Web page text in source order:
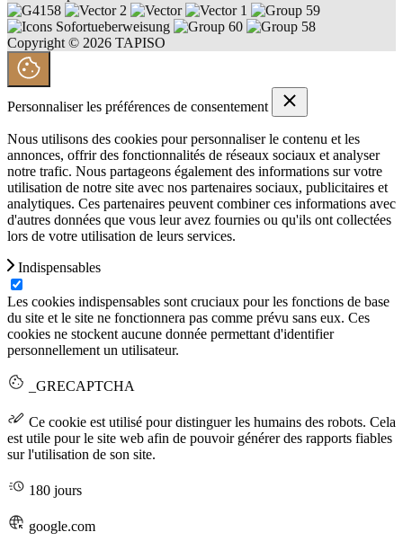
Copyright © 2026 TAPISO
Personnaliser les préférences de consentement
Nous utilisons des cookies pour personnaliser le contenu et les
annonces, offrir des fonctionnalités de réseaux sociaux et analyser
notre trafic. Nous partageons également des informations sur votre
utilisation de notre site avec nos partenaires sociaux, publicitaires et
analytiques. Ces partenaires peuvent combiner ces informations avec
d'autres données que vous leur avez fournies ou qu'ils ont collectées
lors de votre utilisation de leurs services.
Indispensables
Les cookies indispensables sont cruciaux pour les fonctions de base
du site et le site ne fonctionnera pas comme prévu sans eux. Ces
cookies ne stockent aucune donnée permettant d'identifier
personnellement un utilisateur.
_GRECAPTCHA
Ce cookie est utilisé pour distinguer les humains des robots. Cela
est utile pour le site web afin de pouvoir générer des rapports fiables
sur l'utilisation de son site.
180 jours
google.com